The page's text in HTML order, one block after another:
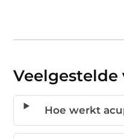
Veelgestelde
Hoe werkt